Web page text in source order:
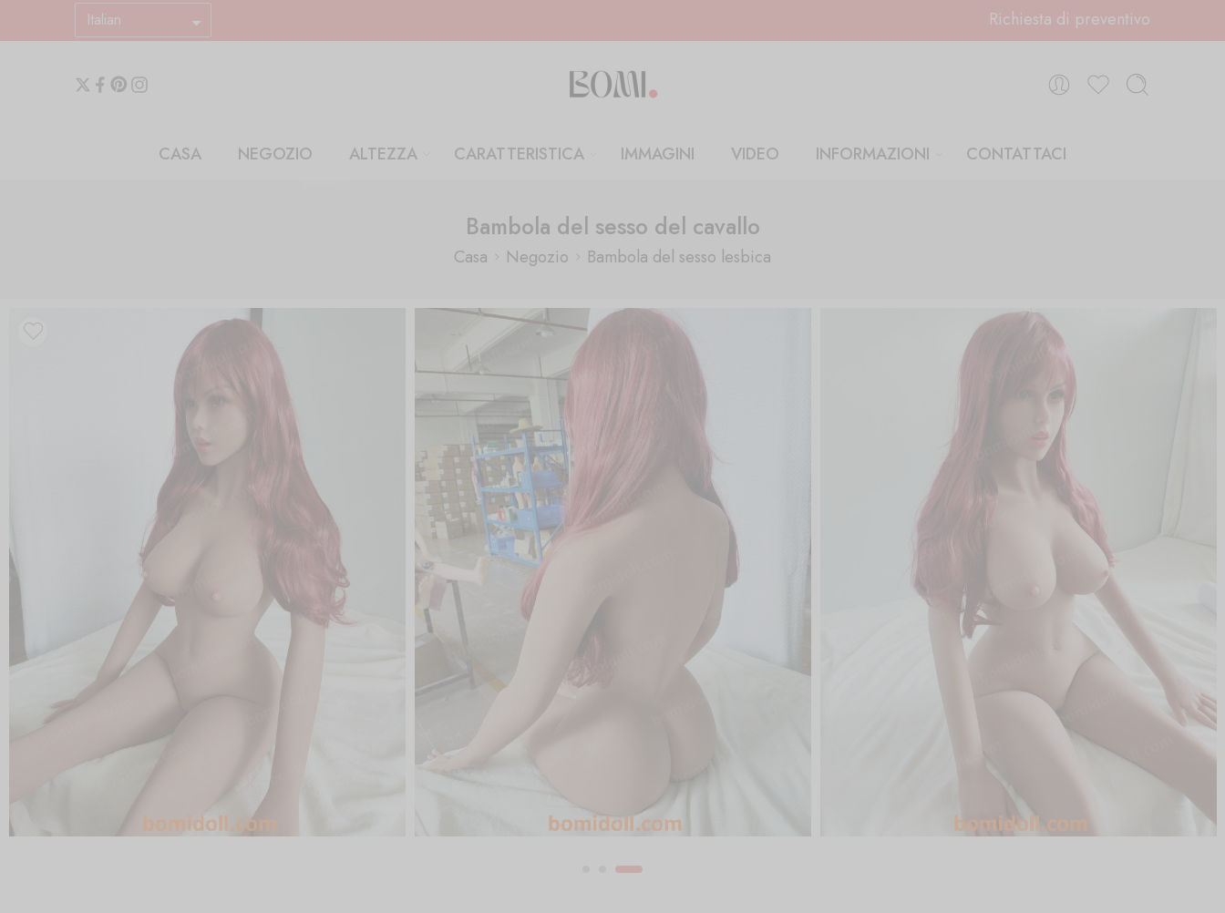
Italian Richiesta di preventivo
CASA NEGOZIO ALTEZZA CARATTERISTICA IMMAGINI VIDEO INFORMAZIONI CONTATTACI
Bambola del sesso del cavallo
Casa Negozio Bambola del sesso lesbica